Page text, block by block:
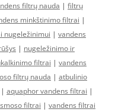
filtrų nauda | filtrų
minkštinimo filtrai |
nugeležinimui | vandens
| nugeležinimo ir
filtrai | vandens
filtrų nauda | atbulinio
| aquaphor vandens filtrai |
filtrai | vandens filtrai